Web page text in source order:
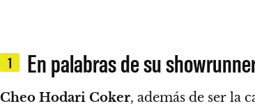
1 En palabras de su
Cheo Hodari Coker, además de ser la